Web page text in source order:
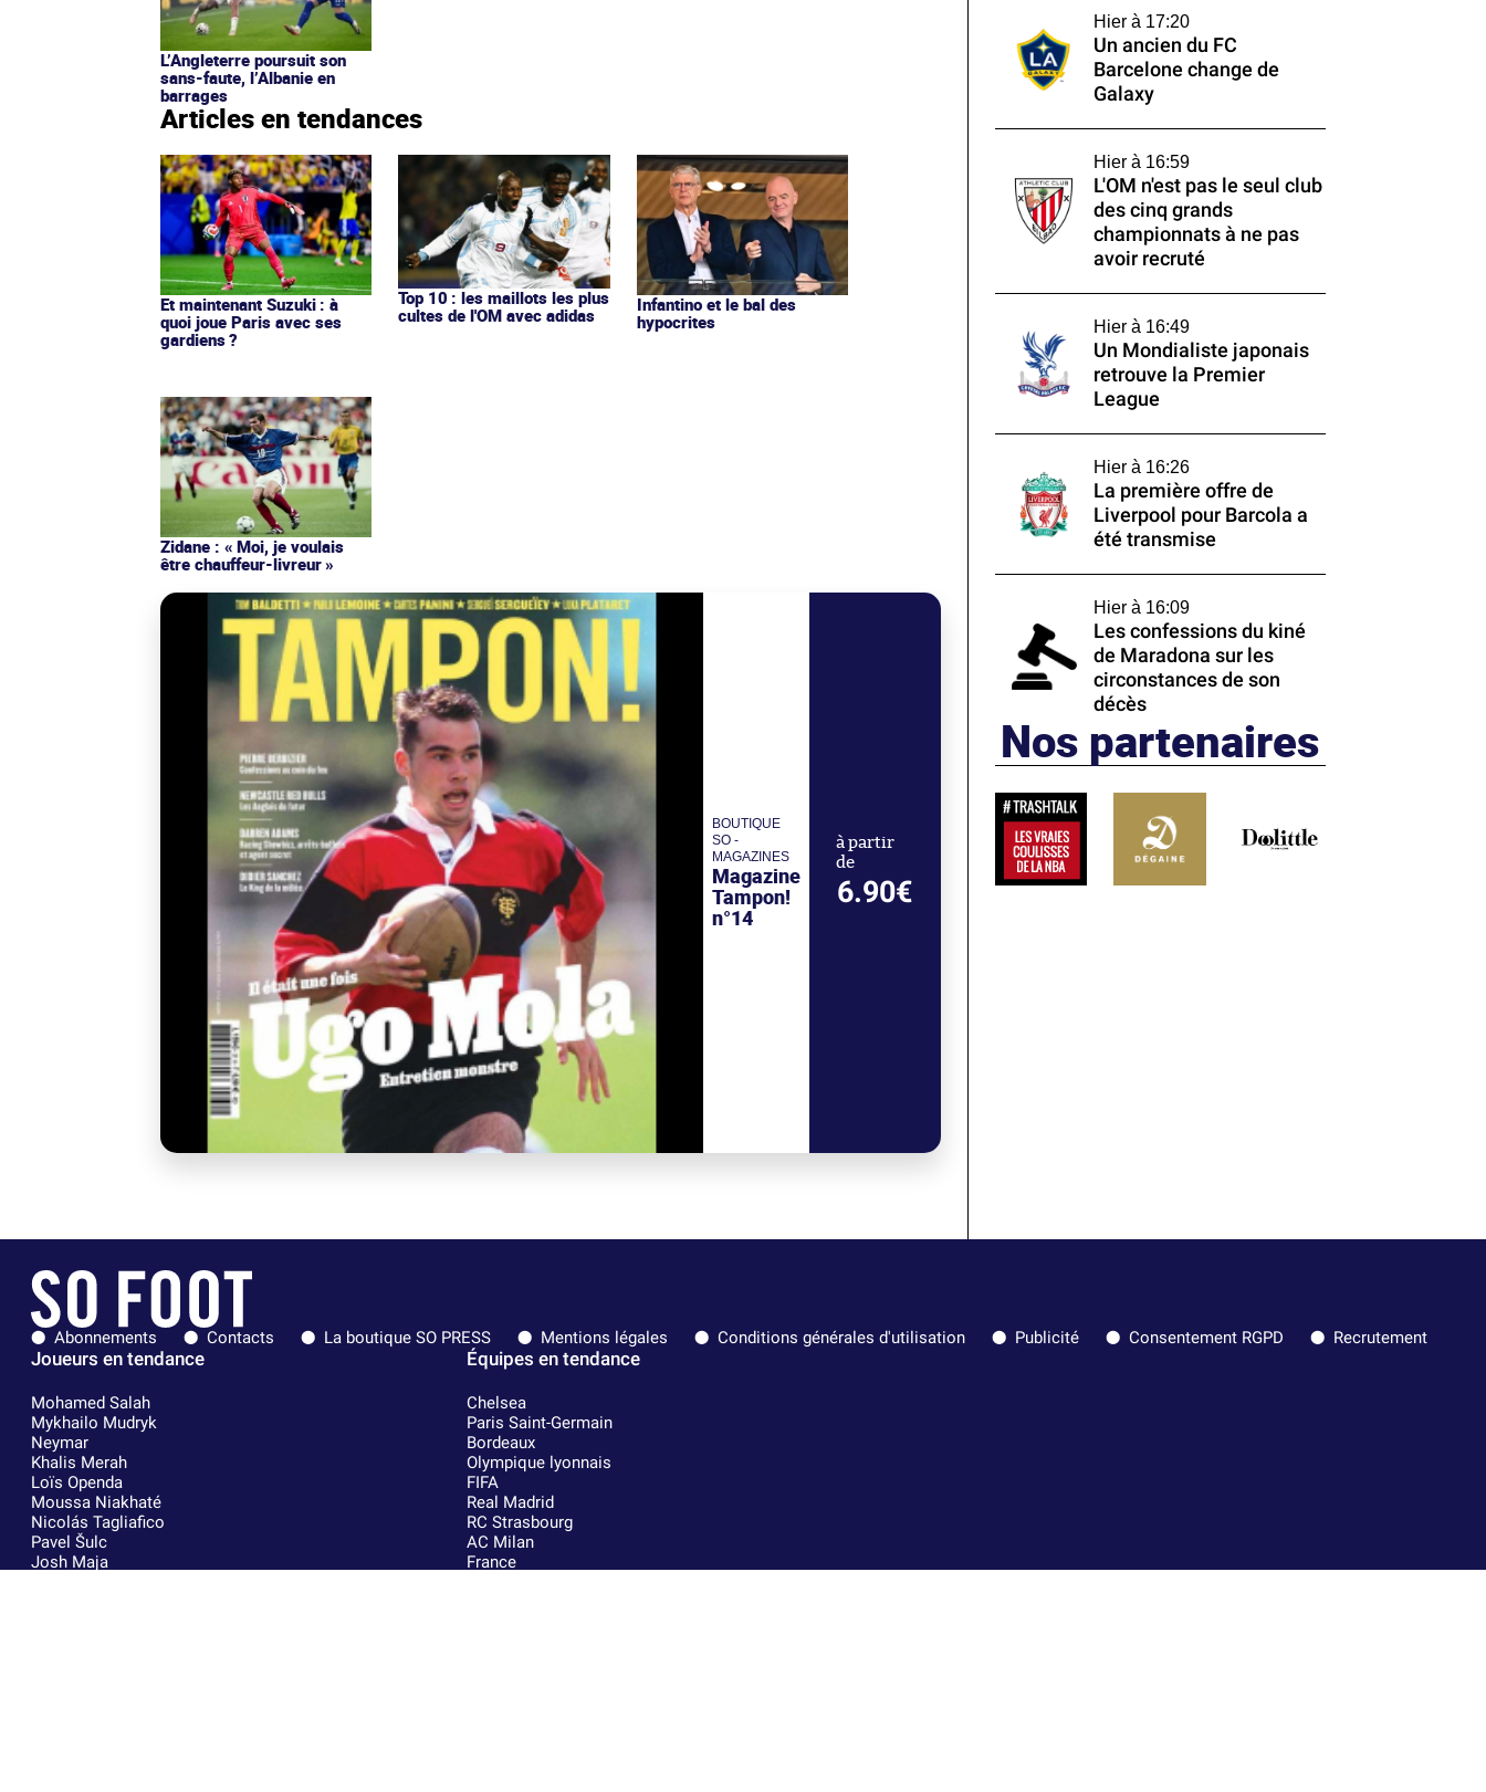
L’Angleterre poursuit son
sans-faute, l’Albanie en
barrages
Articles en tendances
Et maintenant Suzuki : à
quoi joue Paris avec ses
gardiens ?
Top 10 : les maillots les plus
cultes de l'OM avec adidas
Infantino et le bal des
hypocrites
Zidane : « Moi, je voulais
être chauffeur-livreur »
BOUTIQUE
SO -
MAGAZINES
Magazine
Tampon!
n°14
à partir
de
6.90€
Hier à 17:20
Un ancien du FC
Barcelone change de
Galaxy
Hier à 16:59
L'OM n'est pas le seul club
des cinq grands
championnats à ne pas
avoir recruté
Hier à 16:49
Un Mondialiste japonais
retrouve la Premier
League
Hier à 16:26
La première offre de
Liverpool pour Barcola a
été transmise
Hier à 16:09
Les confessions du kiné
de Maradona sur les
circonstances de son
décès
Nos partenaires
Abonnements Contacts La boutique SO PRESS Mentions légales Conditions générales d'utilisation Publicité Consentement RGPD Recrutement
Joueurs en tendance
Mohamed Salah
Mykhailo Mudryk
Neymar
Khalis Merah
Loïs Openda
Moussa Niakhaté
Nicolás Tagliafico
Pavel Šulc
Josh Maja
Équipes en tendance
Chelsea
Paris Saint-Germain
Bordeaux
Olympique lyonnais
FIFA
Real Madrid
RC Strasbourg
AC Milan
France